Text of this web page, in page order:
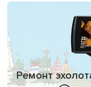
Ремонт